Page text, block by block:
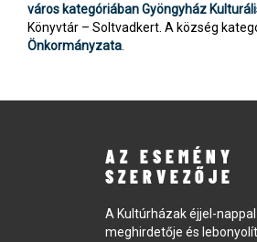
város kategóriában Gyöngyház
Könyvtár – Soltvadkert. A község
Önkormányzata.
AZ ESEMÉNY
SZERVEZŐJE
A Kultúrházak éjjel-
meghirdetője és